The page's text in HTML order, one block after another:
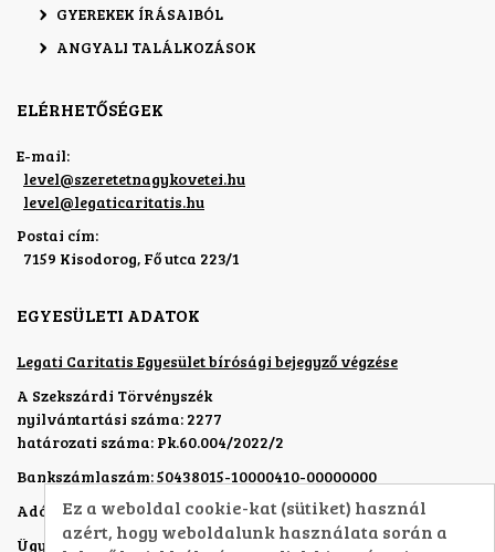
GYEREKEK ÍRÁSAIBÓL
ANGYALI TALÁLKOZÁSOK
ELÉRHETŐSÉGEK
E-mail:
level@szeretetnagykovetei.hu
level@legaticaritatis.hu
Postai cím:
7159 Kisodorog, Fő utca 223/1
EGYESÜLETI ADATOK
Legati Caritatis Egyesület bírósági bejegyző végzése
A Szekszárdi Törvényszék
nyilvántartási száma: 2277
határozati száma: Pk.60.004/2022/2
Bankszámlaszám: 50438015-10000410-00000000
Adószám: 19321761-1-17
Ügyvezető: Véghelyi Péterné dr.
Ez a weboldal cookie-kat (sütiket) használ
azért, hogy weboldalunk használata során a